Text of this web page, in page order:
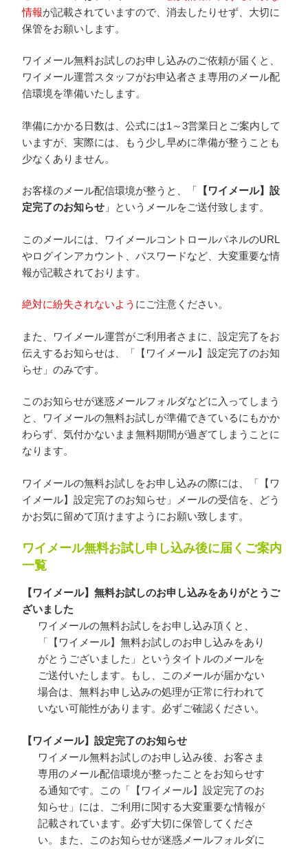
情報が記載されていますので、消去したりせず、大切に
保管をお願いします。
ワイメール無料お試しのお申し込みのご依頼が届くと、
ワイメール運営スタッフがお申込者さま専用のメール配
信環境を準備いたします。
準備にかかる日数は、公式には1～3営業日とご案内して
いますが、実際には、もう少し早めに準備が整うことも
少なくありません。
お客様のメール配信環境が整うと、「
【ワイメール】設
定完了のお知らせ 」というメールをご送付致します。
このメールには、ワイメールコントロールパネルのURL
やログインアカウント、パスワードなど、大変重要な情
報が記載されております。
絶対に紛失されないよう にご注意ください。
また、ワイメール運営がご利用者さまに、設定完了をお
伝えするお知らせは、「【ワイメール】設定完了のお知
らせ」のみです。
このお知らせが迷惑メールフォルダなどに入ってしまう
と、ワイメールの無料お試しが準備できているにもかか
わらず、気付かないまま無料期間が過ぎてしまうことに
なります。
ワイメールの無料お試しをお申し込みの際には、「【ワ
イメール】設定完了のお知らせ」メールの受信を、どう
かお気に留めて頂けますようにお願い致します。
ワイメール無料お試し申し込み後に届くご案内
一覧
【ワイメール】無料お試しのお申し込みをありがとうご
ざいました
ワイメールの無料お試しをお申し込み頂くと、
「【ワイメール】無料お試しのお申し込みをあり
がとうございました」というタイトルのメールを
ご送付いたします。もし、このメールが届かない
場合は、無料お申し込みの処理が正常に行われて
いない可能性があります。必ずご確認ください。
【ワイメール】設定完了のお知らせ
ワイメール無料お試しのお申し込み後、お客さま
専用のメール配信環境が整ったことをお知らせす
る通知です。この「【ワイメール】設定完了のお
知らせ」には、ご利用に関する大変重要な情報が
記載されています。必ず大切に保管してくださ
い。また、このお知らせが迷惑メールフォルダに